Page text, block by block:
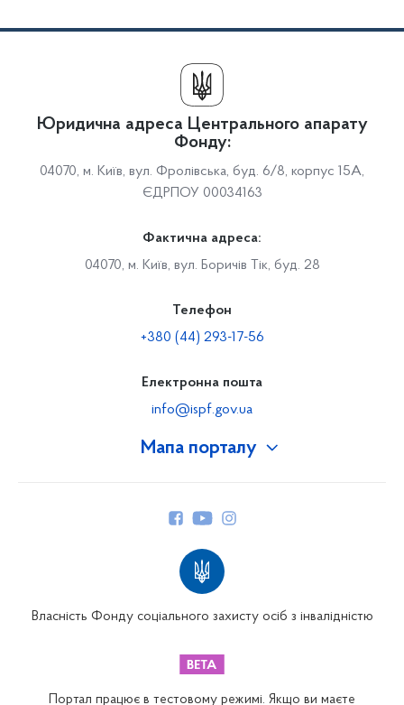
Мапа порталу
Юридична адреса Центрального апарату
Фонду:
04070, м. Київ, вул. Фролівська, буд. 6/8, корпус 15А,
ЄДРПОУ 00034163
Фактична адреса:
04070, м. Київ, вул. Боричів Тік, буд. 28
Телефон
+380 (44) 293-17-56
Електронна пошта
info@ispf.gov.ua
Власність Фонду соціального захисту осіб з інвалідністю
Портал працює в тестовому режимі. Якщо ви маєте